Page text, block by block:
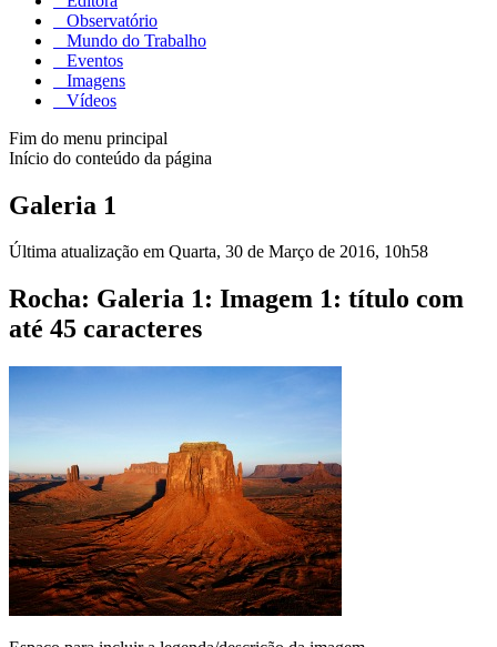
Observatório
Mundo do Trabalho
Eventos
Imagens
Vídeos
Fim do menu principal
Início do conteúdo da página
Galeria 1
Última atualização em Quarta, 30 de Março de 2016, 10h58
Rocha: Galeria 1: Imagem 1: título com
até 45 caracteres